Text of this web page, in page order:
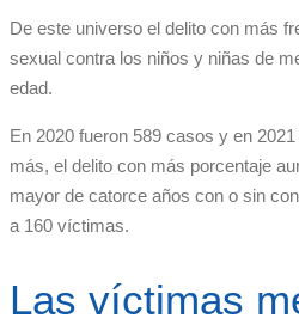
De este universo el delito con más
sexual contra los niños y niñas de
edad.
En 2020 fueron 589 casos y en
más, el delito con más porcentaje
mayor de catorce años con o sin
a 160 víctimas.
Las víctimas